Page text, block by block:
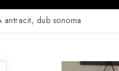
antracit, dub sonoma